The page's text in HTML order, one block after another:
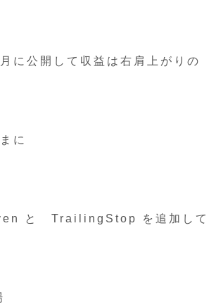
に公開して収益は右肩上がりの
に
と TrailingStop を追加して